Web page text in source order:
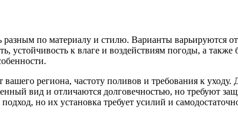
по материалу и стилю. Варианты варьируются
к влаге и воздействиям погоды, а также
региона, частоту поливов и требования к
вид и отличаются долговечностью, но требуют
но их установка требует усилий и